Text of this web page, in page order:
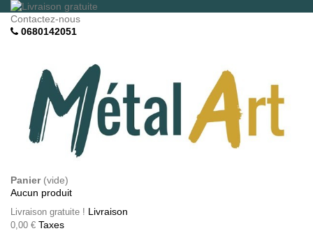
Contactez-nous
0680142051
Panier (vide)
Aucun produit
Livraison gratuite ! Livraison
0,00 € Taxes